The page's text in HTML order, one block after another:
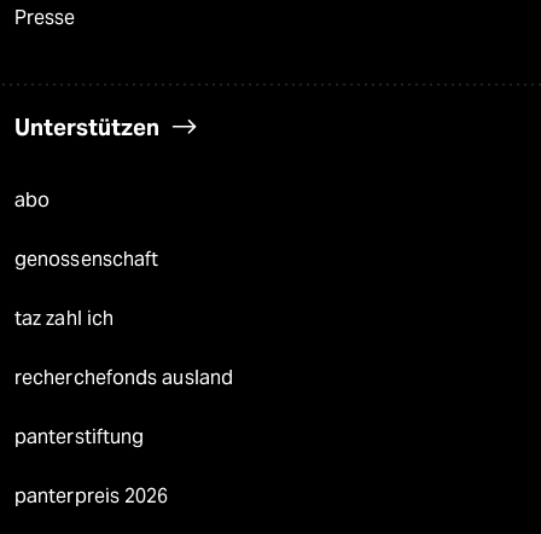
Presse
Unterstützen
abo
genossenschaft
taz zahl ich
recherchefonds ausland
panterstiftung
panterpreis 2026